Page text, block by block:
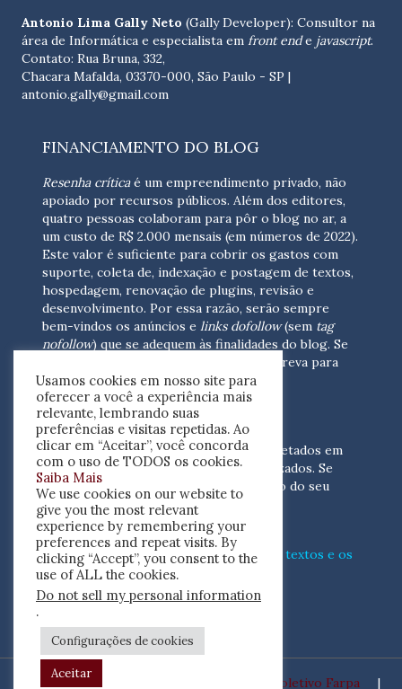
Antonio Lima Gally Neto (Gally Developer): Consultor na
área de Informática e especialista em front ende javascript.
Contato: Rua Bruna, 332,
Chacara Mafalda, 03370-000, São Paulo - SP |
antonio.gally@gmail.com
FINANCIAMENTO DO BLOG
Resenha críticaé um empreendimento privado, não
apoiado por recursos públicos. Além dos editores,
quatro pessoas colaboram para pôr o blog no ar, a
um custo de R$ 2.000 mensais (em números de 2022).
Este valor é suficiente para cobrir os gastos com
suporte, coleta de, indexação e postagem de textos,
hospedagem, renovação de plugins, revisão e
desenvolvimento. Por essa razão, serão sempre
bem-vindos os anúncios e links dofollow(sem tag
nofollow) que se adequem às finalidades do blog. Se
escreva para
nós(contato@resenhacritica.com.br)
FONTES E ACERVO
As resenhas, dossiês e sumários são coletados em
periódicos acadêmicos e sites especializados. Se
você tem interesse em divulgar o acervo do seu
periódico, escreva para nós
(contato@resenhacritica.com.br)
Conheça omodocomo processamos os textos e os
índicesdisponibilizados neste blog.
ISSN 2764-0302
Coletivo Farpa |
Usamos cookies em nosso site para
oferecer a você a experiência mais
relevante, lembrando suas
preferências e visitas repetidas. Ao
clicar em “Aceitar”, você concorda
com o uso de TODOS os cookies.
Saiba Mais
We use cookies on our website to
give you the most relevant
experience by remembering your
preferences and repeat visits. By
clicking “Accept”, you consent to the
use of ALL the cookies.
Do not sell my personal information
.
Configurações de cookies
Aceitar